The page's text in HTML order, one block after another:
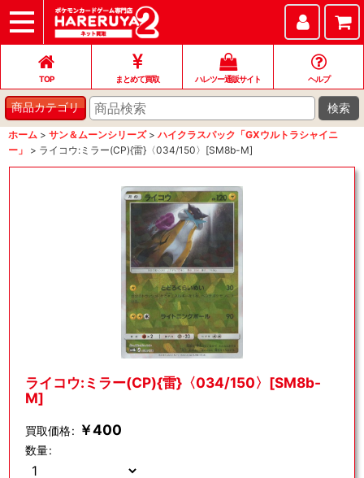
TOP
まとめて買取
ハレツー通販サイト
ヘルプ
お問い合わせ
TOP まとめて買取 ハレツー通販サイト ヘルプ
商品カテゴリ 検索
ホーム > サン＆ムーンシリーズ > ハイクラスパック「GXウルトラシャイニ
ー」
> ライコウ:ミラー(CP){雷}〈034/150〉[SM8b-M]
ライコウ:ミラー(CP){雷}〈034/150〉[SM8b-
M]
買取価格: ￥400
数量: